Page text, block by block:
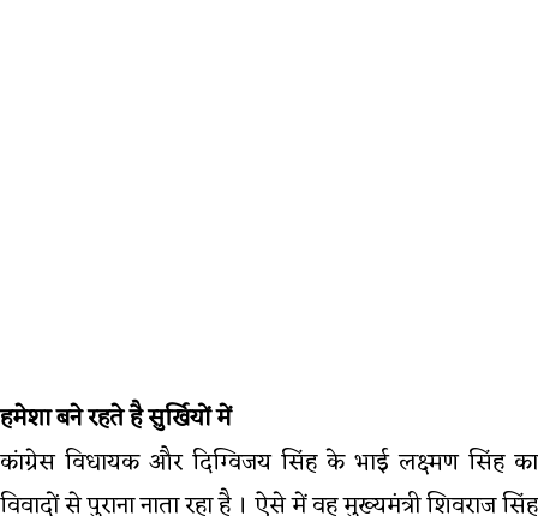
हमेशा बने रहते है सुर्खियों में
कांग्रेस विधायक और दिग्विजय सिंह के भाई लक्ष्मण सिंह का
विवादों से पुराना नाता रहा है । ऐसे में वह मुख्यमंत्री शिवराज सिंह